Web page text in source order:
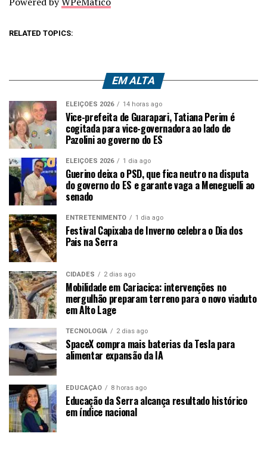
RELATED TOPICS:
EM ALTA
ELEIÇÕES 2026 14 horas ago
Vice-prefeita de Guarapari, Tatiana Perim é
cogitada para vice-governadora ao lado de
Pazolini ao governo do ES
ELEIÇÕES 2026 1 dia ago
Guerino deixa o PSD, que fica neutro na disputa
do governo do ES e garante vaga a Meneguelli ao
senado
ENTRETENIMENTO 1 dia ago
Festival Capixaba de Inverno celebra o Dia dos
Pais na Serra
CIDADES 2 dias ago
Mobilidade em Cariacica: intervenções no
mergulhão preparam terreno para o novo viaduto
em Alto Lage
TECNOLOGIA 2 dias ago
SpaceX compra mais baterias da Tesla para
alimentar expansão da IA
EDUCAÇÃO 8 horas ago
Educação da Serra alcança resultado histórico
em índice nacional